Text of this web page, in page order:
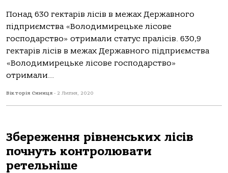
Понад 630 гектарів лісів в межах Державного
підприємства «Володимирецьке лісове
господарство» отримали статус пралісів. 630,9
гектарів лісів в межах Державного підприємства
«Володимирецьке лісове господарство»
отримали...
Вікторія Синиця - 2 Липня, 2020
Збереження рівненських лісів
почнуть контролювати
ретельніше